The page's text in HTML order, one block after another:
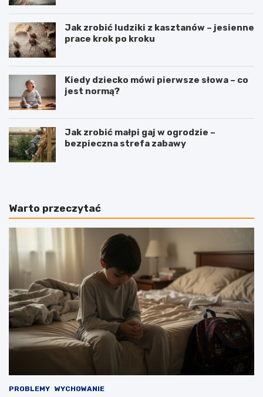
Jak zrobić ludziki z kasztanów – jesienne
prace krok po kroku
Kiedy dziecko mówi pierwsze słowa – co
jest normą?
Jak zrobić małpi gaj w ogrodzie –
bezpieczna strefa zabawy
Warto przeczytać
PROBLEMY WYCHOWANIE